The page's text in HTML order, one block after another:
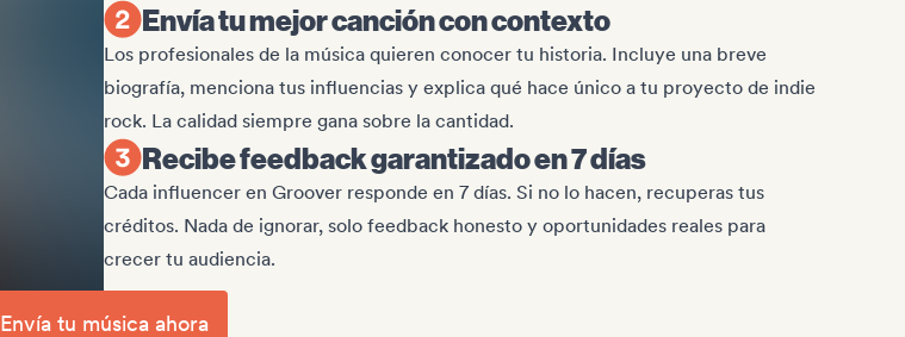
Envía tu mejor canción con contexto
Los profesionales de la música quieren conocer tu historia. Incluye una breve
biografía, menciona tus influencias y explica qué hace único a tu proyecto de indie
rock. La calidad siempre gana sobre la cantidad.
Recibe feedback garantizado en 7 días
Cada influencer en Groover responde en 7 días. Si no lo hacen, recuperas tus
créditos. Nada de ignorar, solo feedback honesto y oportunidades reales para
crecer tu audiencia.
Envía tu música ahora